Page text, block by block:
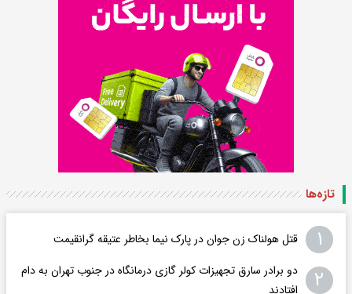
تازه‌ها
۱ قتل هولناک زن جوان در پارک نیما بخاطر عتیقه گرانقیمت
۲
دو برادر سارق تجهیزات کولر گازی درمانگاه در جنوب تهران به دام
افتادند